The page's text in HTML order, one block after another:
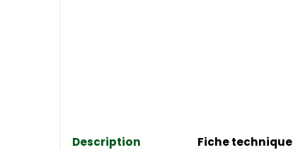
Description Fiche technique